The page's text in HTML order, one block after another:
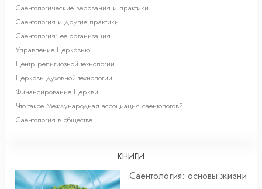
Саентологические верования и практики
Саентология и другие практики
Саентология: её организация
Управление Церковью
Центр религиозной технологии
Церковь духовной технологии
Финансирование Церкви
Что такое Международная ассоциация саентологов?
Саентология в обществе
КНИГИ
Саентология: основы жизни